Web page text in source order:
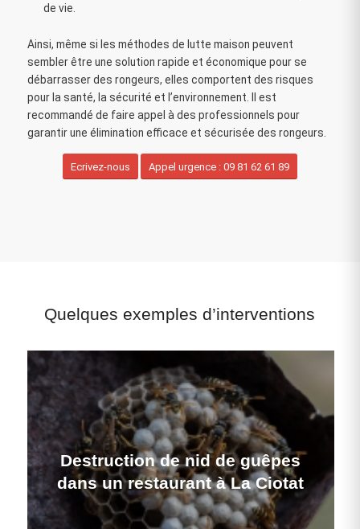
de vie.
Ainsi, même si les méthodes de lutte maison peuvent
sembler être une solution rapide et économique pour se
débarrasser des rongeurs, elles comportent des risques
pour la santé, la sécurité et l’environnement. Il est
recommandé de faire appel à des professionnels pour
garantir une élimination efficace et sécurisée des rongeurs.
Ecrivez-nous Appel urgence : 09 81 62 61 89
Quelques exemples d’interventions
Destruction de nid de guêpes
dans un restaurant à La Ciotat